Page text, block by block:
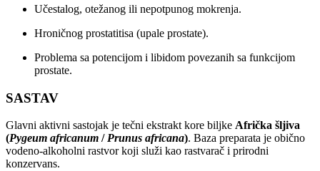
Učestalog, otežanog ili nepotpunog mokrenja.
Hroničnog prostatitisa (upale prostate).
Problema sa potencijom i libidom povezanih sa funkcijom
prostate.
SASTAV
Glavni aktivni sastojak je tečni ekstrakt kore biljke Afrička šljiva
(Pygeum africanum /Prunus africana). Baza preparata je obično
vodeno-alkoholni rastvor koji služi kao rastvarač i prirodni
konzervans.